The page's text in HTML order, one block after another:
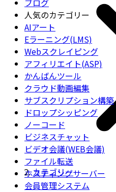
ブログ
人気のカテゴリー
AIアート
Eラーニング(LMS)
Webスクレイピング
アフィリエイト(ASP)
かんばんツール
クラウド動画編集
サブスクリプション構築
ドロップシッピング
ノーコード
ビジネスチャット
ビデオ会議(WEB会議)
ファイル転送
ホスティングサーバー
会員管理システム
カテゴリー